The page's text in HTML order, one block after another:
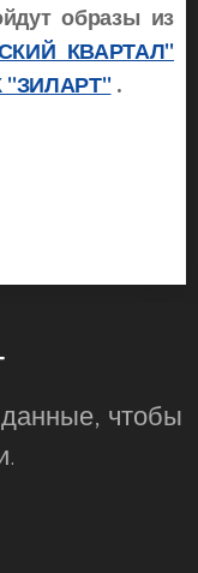
образы из
КВАРТАЛ"
"ЗИЛАРТ".
данные, чтобы